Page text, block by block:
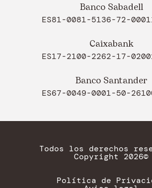
Banco Sabadell
ES81-0081-5136-72-
Caixabank
ES17-2100-2262-17-
Banco Santander
ES67-0049-0001-50-
Todos los derechos
Copyright 2026©
Política de